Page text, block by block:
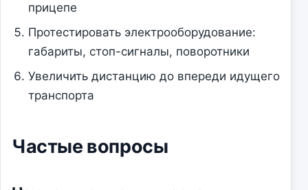
прицепе
Протестировать электрооборудование:
габариты, стоп-сигналы, поворотники
Увеличить дистанцию до впереди идущего
транспорта
Частые вопросы